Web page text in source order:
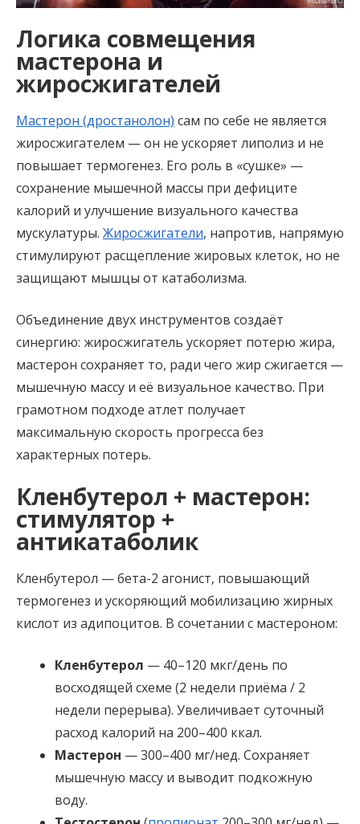
Логика совмещения
мастерона и
жиросжигателей
Мастерон (дростанолон) сам по себе не является
жиросжигателем — он не ускоряет липолиз и не
повышает термогенез. Его роль в «сушке» —
сохранение мышечной массы при дефиците
калорий и улучшение визуального качества
мускулатуры. Жиросжигатели, напротив, напрямую
стимулируют расщепление жировых клеток, но не
защищают мышцы от катаболизма.
Объединение двух инструментов создаёт
синергию: жиросжигатель ускоряет потерю жира,
мастерон сохраняет то, ради чего жир сжигается —
мышечную массу и её визуальное качество. При
грамотном подходе атлет получает
максимальную скорость прогресса без
характерных потерь.
Кленбутерол + мастерон:
стимулятор +
антикатаболик
Кленбутерол — бета-2 агонист, повышающий
термогенез и ускоряющий мобилизацию жирных
кислот из адипоцитов. В сочетании с мастероном:
Кленбутерол — 40–120 мкг/день по
восходящей схеме (2 недели приёма / 2
недели перерыва). Увеличивает суточный
расход калорий на 200–400 ккал.
Мастерон — 300–400 мг/нед. Сохраняет
мышечную массу и выводит подкожную
воду.